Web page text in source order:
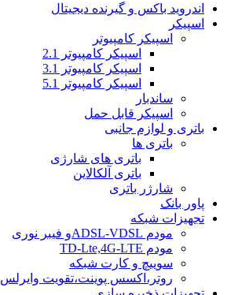
اندروید باکس و گیرنده دیجیتال
اسپیکر
اسپیکر کامپیوتر
اسپیکر کامپیوتر 2.1
اسپیکر کامپیوتر 3.1
اسپیکر کامپیوتر 5.1
ساندبار
اسپیکر قابل حمل
باتری و لوازم جانبی
باتری ها
باتری های شارژی
باتری آلکالاین
شارژر باتری
پاور بانک
تجهیزات شبکه
مودم ADSL-VDSLو فیبر نوری
مودم TD-Lte,4G-LTE
سوییچ و کارت شبکه
روتر،اکسس پوینت،تقویت وایرلس